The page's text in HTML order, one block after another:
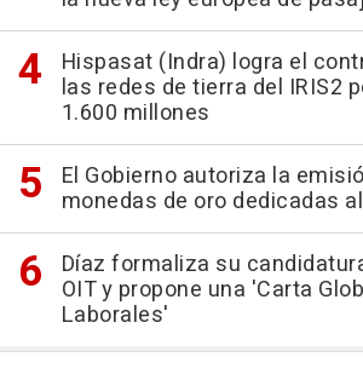
Hispasat (Indra) logra el
las redes de tierra del IRIS2
1.600 millones
El Gobierno autoriza la
monedas de oro dedicadas
Díaz formaliza su
OIT y propone una 'Carta
Laborales'